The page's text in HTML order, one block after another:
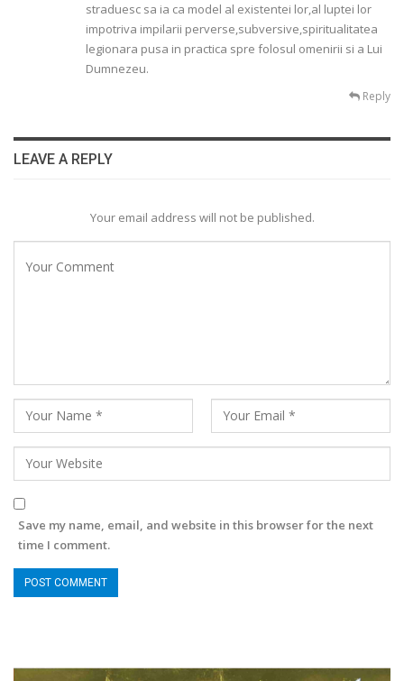
straduesc sa ia ca model al existentei lor,al luptei lor
impotriva impilarii perverse,subversive,spiritualitatea
legionara pusa in practica spre folosul omenirii si a Lui
Dumnezeu.
Reply
LEAVE A REPLY
Your email address will not be published.
Save my name, email, and website in this browser for the next
time I comment.